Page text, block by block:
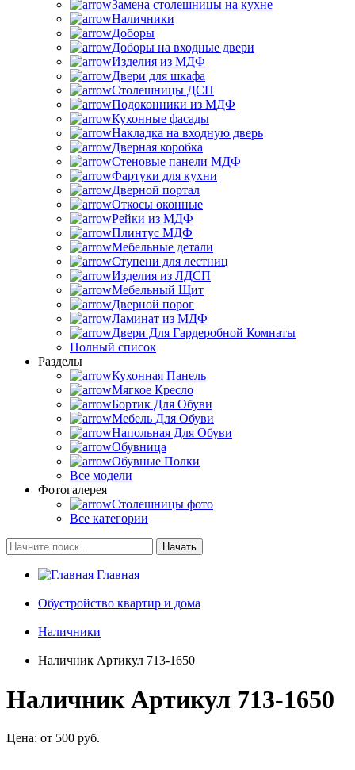
Замена столешницы на кухне
Наличники
Доборы
Доборы на входные двери
Изделия из МДФ
Двери для шкафа
Столешницы ДСП
Подоконники из МДФ
Кухонные фасады
Накладка на входную дверь
Дверная коробка
Стеновые панели МДФ
Фартуки для кухни
Дверной портал
Откосы оконные
Рейки из МДФ
Плинтус МДФ
Мебельные детали
Ступени для лестниц
Изделия из ЛДСП
Мебельный Щит
Дверной порог
Ламинат из МДФ
Двери Для Гардеробной Комнаты
Полный список
Разделы
Кухонная Панель
Мягкое Кресло
Бортик Для Обуви
Мебель Для Обуви
Напольная Для Обуви
Обувница
Обувные Полки
Все модели
Фотогалерея
Столешницы фото
Все категории
Начать
Главная
Обустройство квартир и дома
Наличники
Наличник Артикул 713-1650
Наличник Артикул 713-1650
Цена: от 500 руб.